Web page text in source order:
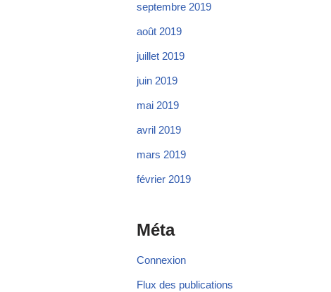
septembre 2019
août 2019
juillet 2019
juin 2019
mai 2019
avril 2019
mars 2019
février 2019
Méta
Connexion
Flux des publications